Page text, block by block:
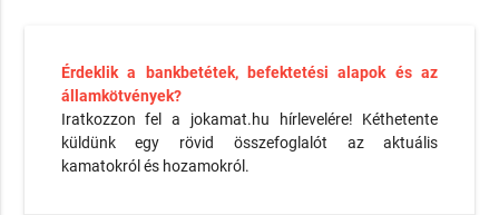
Érdeklik a bankbetétek, befektetési alapok és az
államkötvények?
Iratkozzon fel a jokamat.hu hírlevelére! Kéthetente
küldünk egy rövid összefoglalót az aktuális
kamatokról és hozamokról.